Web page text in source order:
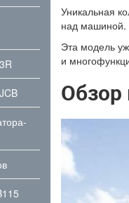
Уникальная
над машиной.
Эта модель
и
Обзор